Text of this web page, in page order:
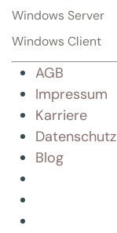
Windows Server
Windows Client
AGB
Impressum
Karriere
Datenschutz
Blog